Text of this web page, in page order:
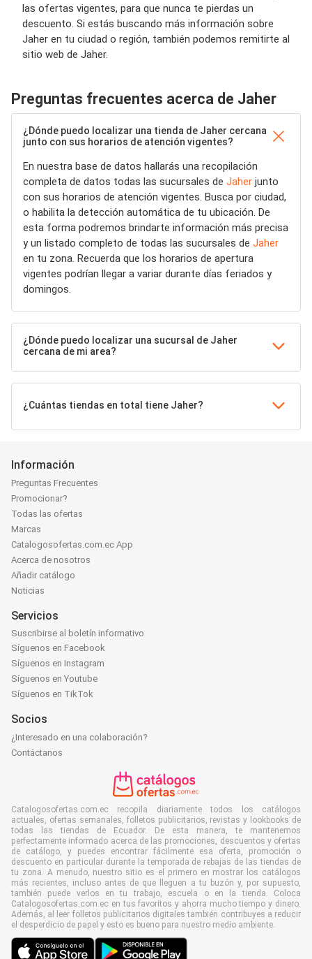
las ofertas vigentes, para que nunca te pierdas un
descuento. Si estás buscando más información sobre
Jaher en tu ciudad o región, también podemos remitirte al
sitio web de Jaher.
Preguntas frecuentes acerca de Jaher
¿Dónde puedo localizar una tienda de Jaher cercana
junto con sus horarios de atención vigentes?
En nuestra base de datos hallarás una recopilación
completa de datos todas las sucursales de Jaher junto
con sus horarios de atención vigentes. Busca por ciudad,
o habilita la detección automática de tu ubicación. De
esta forma podremos brindarte información más precisa
y un listado completo de todas las sucursales de Jaher
en tu zona. Recuerda que los horarios de apertura
vigentes podrían llegar a variar durante días feriados y
domingos.
¿Dónde puedo localizar una sucursal de Jaher
cercana de mi area?
¿Cuántas tiendas en total tiene Jaher?
Información
Preguntas Frecuentes
Promocionar?
Todas las ofertas
Marcas
Catalogosofertas.com.ec App
Acerca de nosotros
Añadir catálogo
Noticias
Servicios
Suscribirse al boletín informativo
Síguenos en Facebook
Síguenos en Instagram
Síguenos en Youtube
Síguenos en TikTok
Socios
¿Interesado en una colaboración?
Contáctanos
Catalogosofertas.com.ec recopila diariamente todos los catálogos
actuales, ofertas semanales, folletos publicitarios, revistas y lookbooks de
todas las tiendas de Ecuador. De esta manera, te mantenemos
perfectamente informado acerca de las promociones, descuentos y ofertas
de catálogo, y puedes encontrar fácilmente esa oferta, promoción o
descuento en particular durante la temporada de rebajas de las tiendas de
tu zona. A menudo, nuestro sitio es el primero en mostrar los catálogos
más recientes, incluso antes de que lleguen a tu buzón y, por supuesto,
también puede verlos en tu trabajo, escuela o en la tienda. Coloca
Catalogosofertas.com.ec en tus favoritos y ahorra mucho tiempo y dinero.
Además, al leer folletos publicitarios digitales también contribuyes a reducir
el desperdicio de papel y esto es bueno para nuestro medio ambiente.